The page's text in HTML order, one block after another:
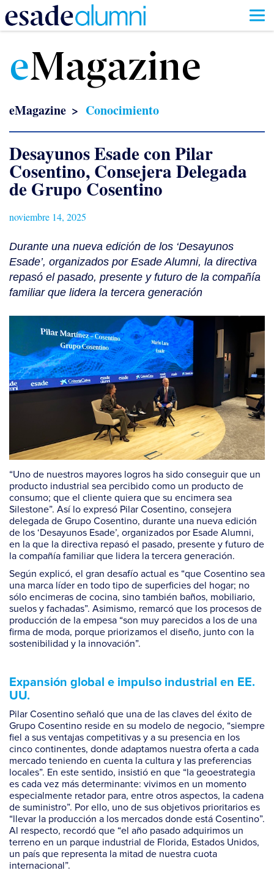
contenido
principal
eMagazine
eMagazine Conocimiento
Desayunos Esade con Pilar
Cosentino, Consejera Delegada
de Grupo Cosentino
noviembre 14, 2025
Durante una nueva edición de los ‘Desayunos
Esade’, organizados por Esade Alumni, la directiva
repasó el pasado, presente y futuro de la compañía
familiar que lidera la tercera generación
“Uno de nuestros mayores logros ha sido conseguir que un
producto industrial sea percibido como un producto de
consumo; que el cliente quiera que su encimera sea
Silestone”. Así lo expresó Pilar Cosentino, consejera
delegada de Grupo Cosentino, durante una nueva edición
de los ‘Desayunos Esade’, organizados por Esade Alumni,
en la que la directiva repasó el pasado, presente y futuro de
la compañía familiar que lidera la tercera generación.
Según explicó, el gran desafío actual es “que Cosentino sea
una marca líder en todo tipo de superficies del hogar; no
sólo encimeras de cocina, sino también baños, mobiliario,
suelos y fachadas”. Asimismo, remarcó que los procesos de
producción de la empesa “son muy parecidos a los de una
firma de moda, porque priorizamos el diseño, junto con la
sostenibilidad y la innovación”.
Expansión global e impulso industrial en EE.
UU.
Pilar Cosentino señaló que una de las claves del éxito de
Grupo Cosentino reside en su modelo de negocio, “siempre
fiel a sus ventajas competitivas y a su presencia en los
cinco continentes, donde adaptamos nuestra oferta a cada
mercado teniendo en cuenta la cultura y las preferencias
locales”. En este sentido, insistió en que “la geoestrategia
es cada vez más determinante: vivimos en un momento
especialmente retador para, entre otros aspectos, la cadena
de suministro”. Por ello, uno de sus objetivos prioritarios es
“llevar la producción a los mercados donde está Cosentino”.
Al respecto, recordó que “el año pasado adquirimos un
terreno en un parque industrial de Florida, Estados Unidos,
un país que representa la mitad de nuestra cuota
internacional”.